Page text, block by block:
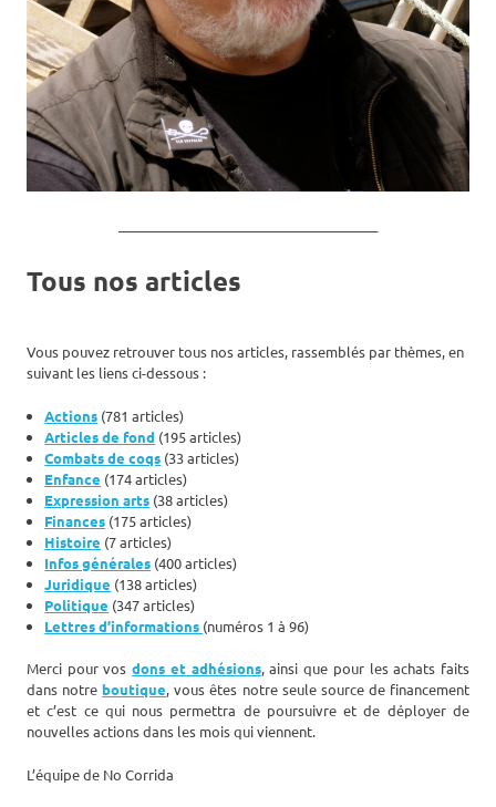
Tous nos articles
Vous pouvez retrouver tous nos articles, rassemblés par thèmes, en
suivant les liens ci-dessous :
Actions (781 articles)
Articles de fond (195 articles)
Combats de coqs (33 articles)
Enfance (174 articles)
Expression arts (38 articles)
Finances (175 articles)
Histoire (7 articles)
Infos générales (400 articles)
Juridique (138 articles)
Politique (347 articles)
Lettres d’informations (numéros 1 à 96)
Merci pour vosdons et adhésions, ainsi que pour les achats faits
dans notre boutique, vous êtes notre seule source de financement
et c’est ce qui nous permettra de poursuivre et de déployer de
nouvelles actions dans les mois qui viennent.
L’équipe de No Corrida